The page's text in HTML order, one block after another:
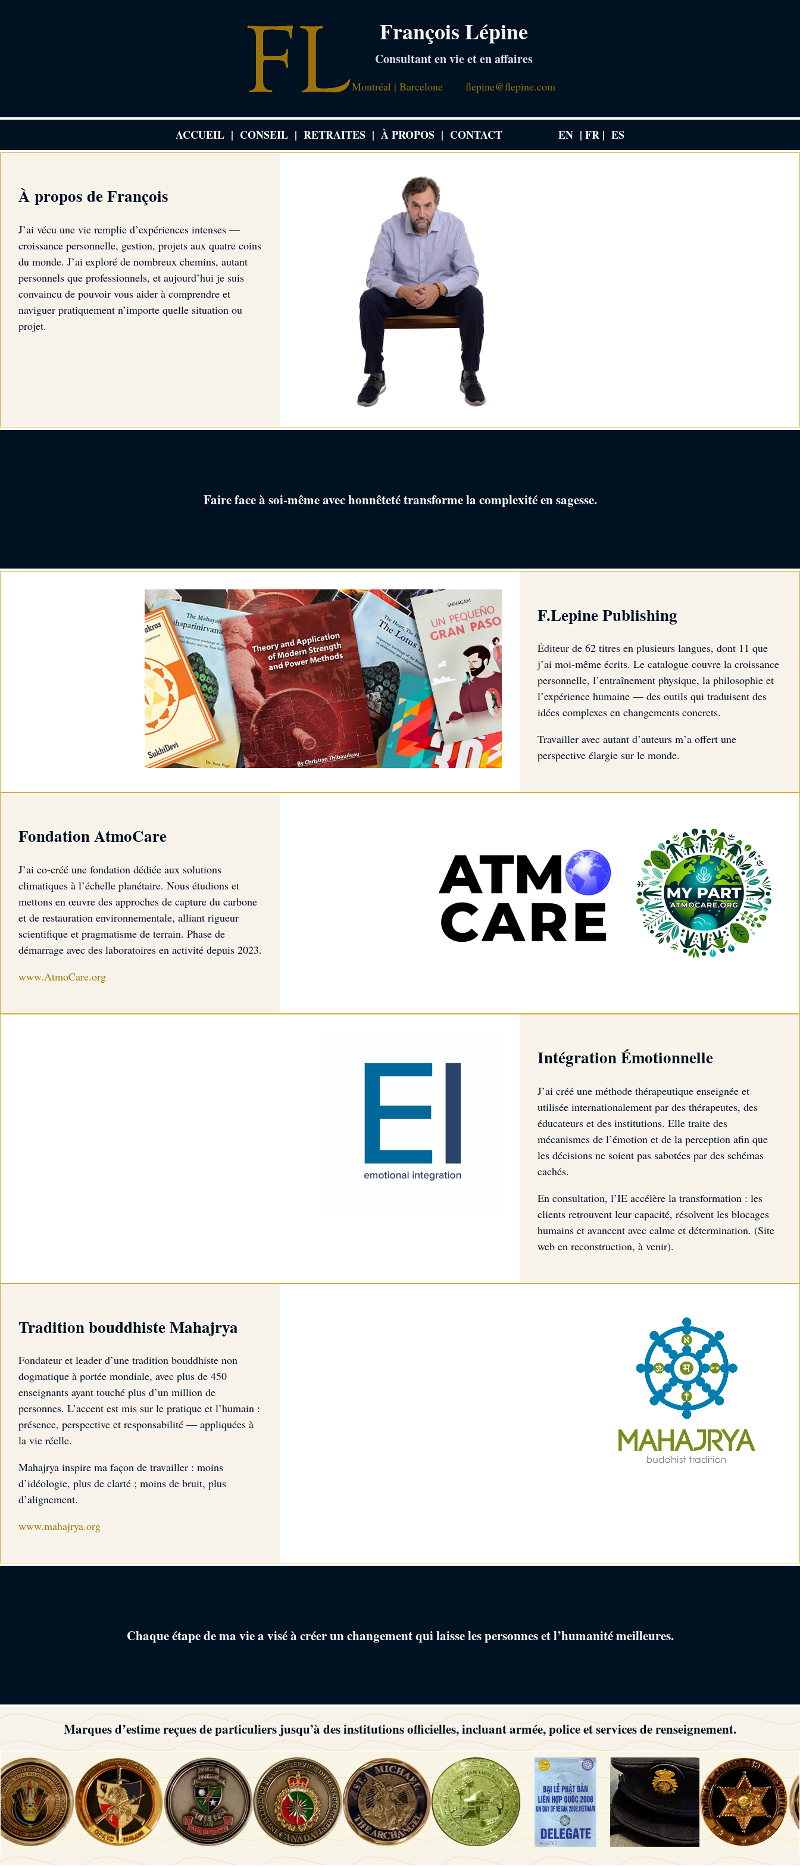
François Lépine
Consultant en vie et en affaires
Montréal | Barceloneflepine@flepine.com
ACCUEIL | CONSEIL | RETRAITES | À PROPOS | CONTACT EN | FR | ES
À propos de François
J’ai vécu une vie remplie d’expériences intenses —
croissance personnelle, gestion, projets aux quatre coins
du monde. J’ai exploré de nombreux chemins, autant
personnels que professionnels, et aujourd’hui je suis
convaincu de pouvoir vous aider à comprendre et
naviguer pratiquement n’importe quelle situation ou
projet.
Faire face à soi-même avec honnêteté transforme la complexité en sagesse.
F.Lepine Publishing
Éditeur de 62 titres en plusieurs langues, dont 11 que
j’ai moi-même écrits. Le catalogue couvre la croissance
personnelle, l’entraînement physique, la philosophie et
l’expérience humaine — des outils qui traduisent des
idées complexes en changements concrets.
Travailler avec autant d’auteurs m’a offert une
perspective élargie sur le monde.
Fondation AtmoCare
J’ai co-créé une fondation dédiée aux solutions
climatiques à l’échelle planétaire. Nous étudions et
mettons en œuvre des approches de capture du carbone
et de restauration environnementale, alliant rigueur
scientifique et pragmatisme de terrain. Phase de
démarrage avec des laboratoires en activité depuis 2023.
www.AtmoCare.org
Intégration Émotionnelle
J’ai créé une méthode thérapeutique enseignée et
utilisée internationalement par des thérapeutes, des
éducateurs et des institutions. Elle traite des
mécanismes de l’émotion et de la perception afin que
les décisions ne soient pas sabotées par des schémas
cachés.
En consultation, l’IE accélère la transformation : les
clients retrouvent leur capacité, résolvent les blocages
humains et avancent avec calme et détermination. (Site
web en reconstruction, à venir).
Tradition bouddhiste Mahajrya
Fondateur et leader d’une tradition bouddhiste non
dogmatique à portée mondiale, avec plus de 450
enseignants ayant touché plus d’un million de
personnes. L’accent est mis sur le pratique et l’humain :
présence, perspective et responsabilité — appliquées à
la vie réelle.
Mahajrya inspire ma façon de travailler : moins
d’idéologie, plus de clarté ; moins de bruit, plus
d’alignement.
www.mahajrya.org
Chaque étape de ma vie a visé à créer un changement qui laisse les personnes et l’humanité meilleures.
Marques d’estime reçues de particuliers jusqu’à des institutions officielles, incluant armée, police et services de renseignement.